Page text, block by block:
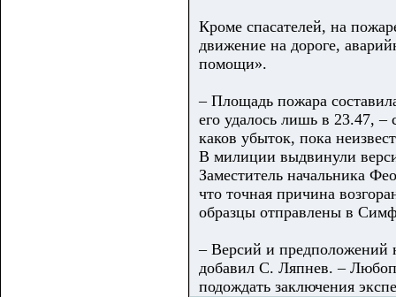
Кроме спасателей, на
движение на дороге,
помощи».
– Площадь пожара
его удалось лишь в 23.47, –
каков убыток, пока
В милиции выдвинули
Заместитель начальника
что точная причина
образцы отправлены в
– Версий и предположений
добавил С. Ляпнев. –
подождать заключения